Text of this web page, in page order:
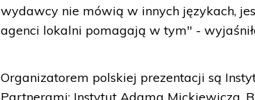
wydawcy nie mówią w innych językach,
agenci lokalni pomagają w tym" -
Organizatorem polskiej prezentacji są